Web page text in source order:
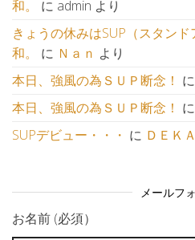
和。
に admin より
きょうの休みはSUP（スタン
和。
に Ｎａｎ より
本日、強風の為ＳＵＰ断念！ に
本日、強風の為ＳＵＰ断念！ に
SUPデビュー・・・ に ＤＥＫ
メールフ
お名前 (必須）